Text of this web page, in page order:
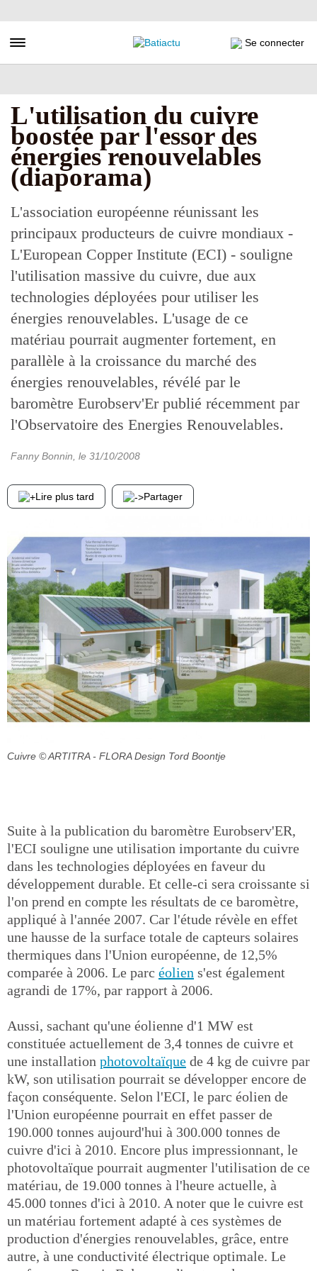
au
principal
Toggle navigation Se connecter
L'utilisation du cuivre
boostée par l'essor des
énergies renouvelables
(diaporama)
L'association européenne réunissant les
principaux producteurs de cuivre mondiaux -
L'European Copper Institute (ECI) - souligne
l'utilisation massive du cuivre, due aux
technologies déployées pour utiliser les
énergies renouvelables. L'usage de ce
matériau pourrait augmenter fortement, en
parallèle à la croissance du marché des
énergies renouvelables, révélé par le
baromètre Eurobserv'Er publié récemment par
l'Observatoire des Energies Renouvelables.
Fanny Bonnin , le 31/10/2008
Lire plus tard Partager
Cuivre © ARTITRA - FLORA Design Tord Boontje
Suite à la publication du baromètre Eurobserv'ER,
l'ECI souligne une utilisation importante du cuivre
dans les technologies déployées en faveur du
développement durable. Et celle-ci sera croissante si
l'on prend en compte les résultats de ce baromètre,
appliqué à l'année 2007. Car l'étude révèle en effet
une hausse de la surface totale de capteurs solaires
thermiques dans l'Union européenne, de 12,5%
comparée à 2006. Le parc éolien s'est également
agrandi de 17%, par rapport à 2006.
Aussi, sachant qu'une éolienne d'1 MW est
constituée actuellement de 3,4 tonnes de cuivre et
une installation photovoltaïque de 4 kg de cuivre par
kW, son utilisation pourrait se développer encore de
façon conséquente. Selon l'ECI, le parc éolien de
l'Union européenne pourrait en effet passer de
190.000 tonnes aujourd'hui à 300.000 tonnes de
cuivre d'ici à 2010. Encore plus impressionnant, le
photovoltaïque pourrait augmenter l'utilisation de ce
matériau, de 19.000 tonnes à l'heure actuelle, à
45.000 tonnes d'ici à 2010. A noter que le cuivre est
un matériau fortement adapté à ces systèmes de
production d'énergies renouvelables, grâce, entre
autre, à une conductivité électrique optimale. Le